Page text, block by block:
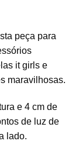
peça para
it girls e
maravilhosas.
e 4 cm de
de luz de
lado.